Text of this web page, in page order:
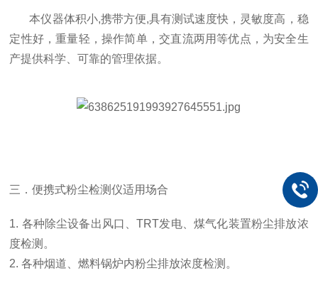
本仪器体积小,携带方便,具有测试速度快，灵敏度高，稳
定性好，重量轻，操作简单，交直流两用等优点，为安全生
产提供科学、可靠的管理依据。
三．便携式粉尘检测仪适用场合
1. 各种除尘设备出风口、TRT发电、煤气化装置粉尘排放浓
度检测。
2. 各种烟道、燃料锅炉内粉尘排放浓度检测。